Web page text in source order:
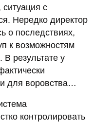
с
Нередко директор
о последствиях,
к возможностям
результате у
для воровства…
контролировать